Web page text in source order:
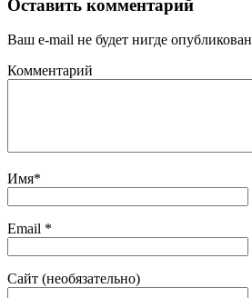
Оставить комментарий
Ваш e-mail не будет нигде опубликован
Комментарий
Имя*
Email *
Сайт (необязательно)